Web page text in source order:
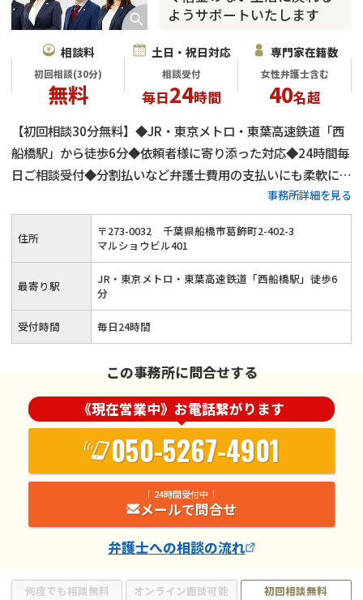
ようサポートいたします
相談料
初回相談(30分)
無料
土日・祝日対応
相談受付
毎日24時間
専門家在籍数
女性弁護士含む
40名超
【初回相談30分無料】◆JR・東京メトロ・東葉高速鉄道「西
船橋駅」から徒歩6分◆依頼者様に寄り添った対応◆24時間毎
日ご相談受付◆分割払いなど弁護士費用の支払いにも柔軟に対
応◆メリット・デメリットを丁寧に説明◆複数名体制でスピー
ディに解決へ導きます◆明瞭な料金システムをご用意
事務所詳細を見る
何度でも相談無料 オンライン面談可能
初回相談無料
住所 〒273-0032
千葉県船橋市葛飾町2-402-3
マルショウビル401
最寄り駅
JR・東京メトロ・東葉高速鉄道「西船橋駅」徒歩6
分
受付時間 毎日24時間
この事務所に問合せする
《現在営業中》お電話繋がります
050-5267-4901
24時間受付中
メールで問合せ
弁護士への相談の流れ